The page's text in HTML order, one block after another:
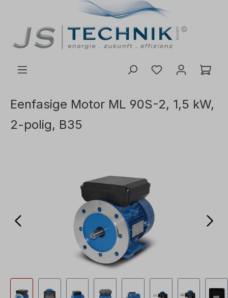
Eenfasige Motor ML 90S-2, 1,5 kW,
2-polig, B35